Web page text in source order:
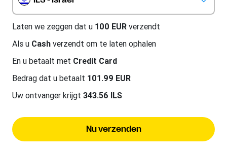
Laten we zeggen dat u 100 EUR verzendt
Als u Cash verzendt om te laten ophalen
En u betaalt met Credit Card
Bedrag dat u betaalt 101.99 EUR
Uw ontvanger krijgt 343.56 ILS
Nu verzenden